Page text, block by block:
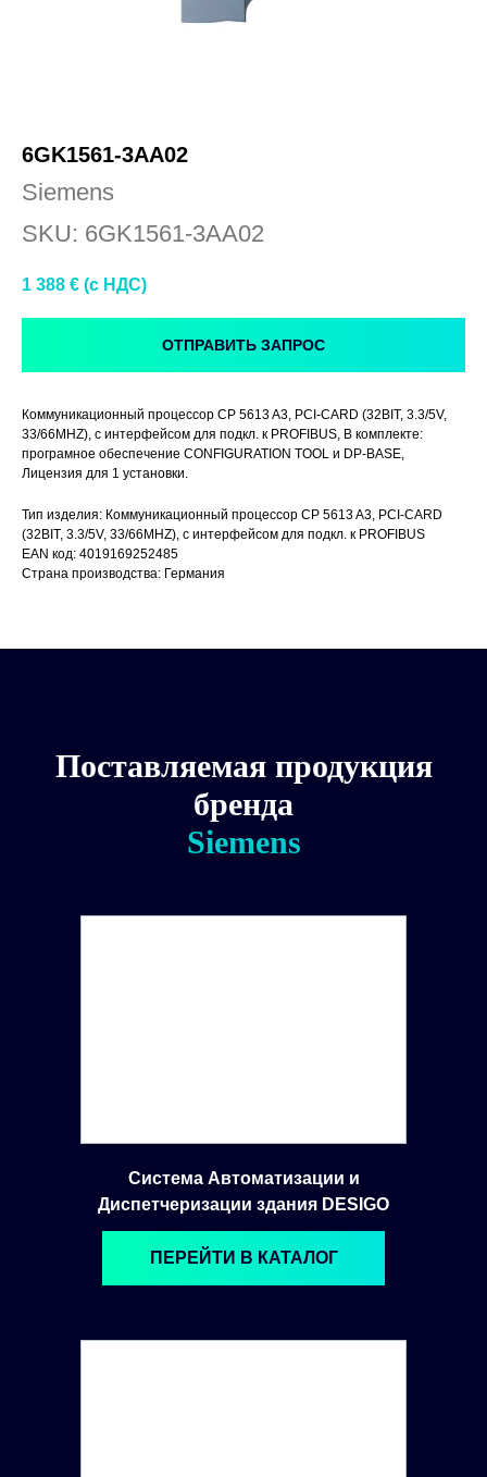
6GK1561-3AA02
Siemens
SKU: 6GK1561-3AA02
1 388 € (c НДС)
ОТПРАВИТЬ ЗАПРОС
Коммуникационный процессор CP 5613 A3, PCI-CARD (32BIT, 3.3/5V,
33/66MHZ), c интерфейсом для подкл. к PROFIBUS, В комплекте:
програмное обеспечение CONFIGURATION TOOL и DP-BASE,
Лицензия для 1 установки.
Тип изделия: Коммуникационный процессор CP 5613 A3, PCI-CARD
(32BIT, 3.3/5V, 33/66MHZ), c интерфейсом для подкл. к PROFIBUS
EAN код: 4019169252485
Страна производства: Германия
Поставляемая продукция
бренда
Siemens
Система Автоматизации и
Диспетчеризации здания DESIGO
ПЕРЕЙТИ В КАТАЛОГ